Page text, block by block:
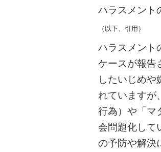
ハラスメント
（以下、引用）
ハラスメント
ケースが報告
したいじめや
れていますが
行為）や「マ
会問題化して
の予防や解決